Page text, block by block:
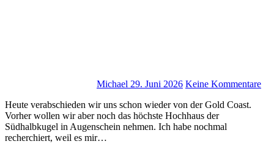
Michael 29. Juni 2026 Keine Kommentare
Heute verabschieden wir uns schon wieder von der Gold Coast.
Vorher wollen wir aber noch das höchste Hochhaus der
Südhalbkugel in Augenschein nehmen. Ich habe nochmal
recherchiert, weil es mir…